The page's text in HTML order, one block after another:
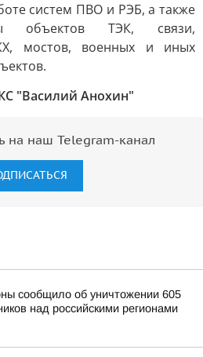
систем ПВО и РЭБ, а также
объектов ТЭК, связи,
мостов, военных и иных
"Василий Анохин"
на наш Telegram-канал
сообщило об уничтожении 605
над российскими регионами